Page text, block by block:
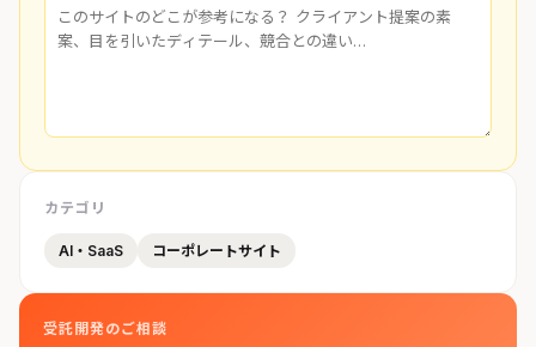
カテゴリ
AI・SaaS コーポレートサイト
受託開発のご相談